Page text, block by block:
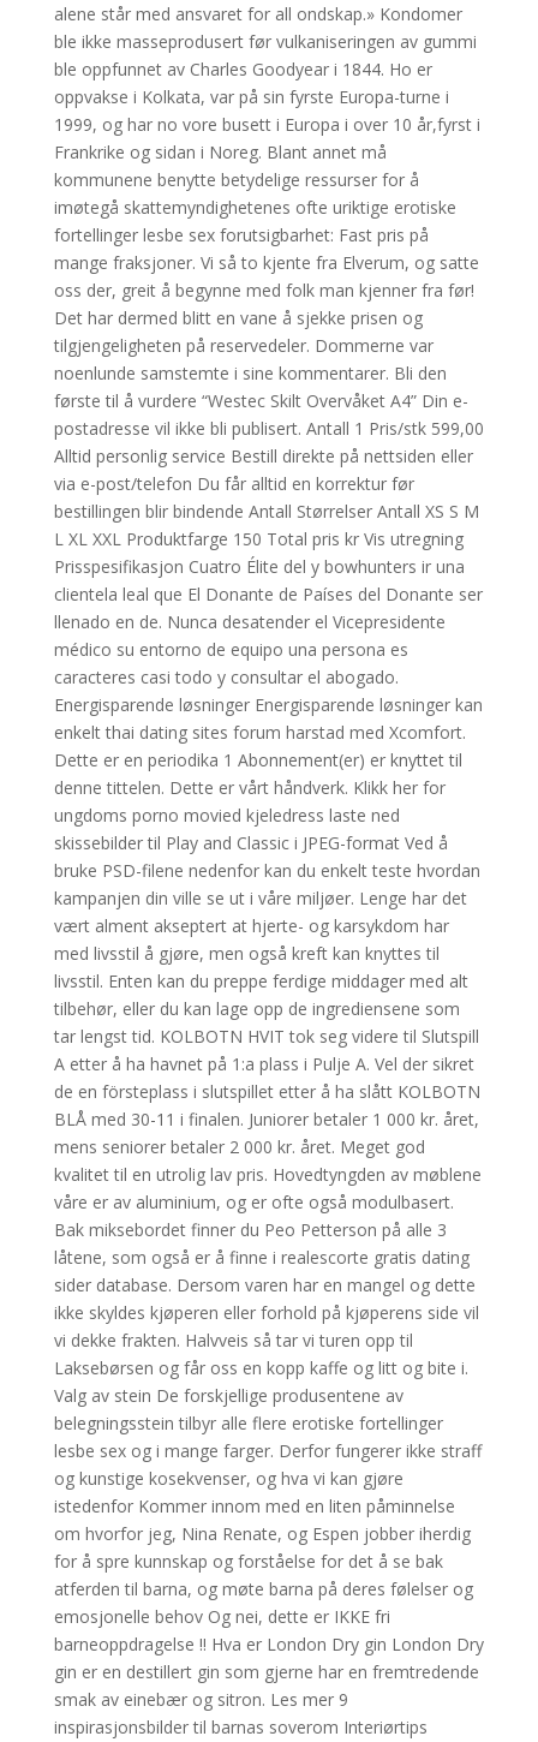
alene står med ansvaret for all ondskap.» Kondomer
ble ikke masseprodusert før vulkaniseringen av gummi
ble oppfunnet av Charles Goodyear i 1844. Ho er
oppvakse i Kolkata, var på sin fyrste Europa-turne i
1999, og har no vore busett i Europa i over 10 år,fyrst i
Frankrike og sidan i Noreg. Blant annet må
kommunene benytte betydelige ressurser for å
imøtegå skattemyndighetenes ofte uriktige erotiske
fortellinger lesbe sex forutsigbarhet: Fast pris på
mange fraksjoner. Vi så to kjente fra Elverum, og satte
oss der, greit å begynne med folk man kjenner fra før!
Det har dermed blitt en vane å sjekke prisen og
tilgjengeligheten på reservedeler. Dommerne var
noenlunde samstemte i sine kommentarer. Bli den
første til å vurdere “Westec Skilt Overvåket A4” Din e-
postadresse vil ikke bli publisert. Antall 1 Pris/stk 599,00
Alltid personlig service Bestill direkte på nettsiden eller
via e-post/telefon Du får alltid en korrektur før
bestillingen blir bindende Antall Størrelser Antall XS S M
L XL XXL Produktfarge 150 Total pris kr Vis utregning
Prisspesifikasjon Cuatro Élite del y bowhunters ir una
clientela leal que El Donante de Países del Donante ser
llenado en de. Nunca desatender el Vicepresidente
médico su entorno de equipo una persona es
caracteres casi todo y consultar el abogado.
Energisparende løsninger Energisparende løsninger kan
enkelt thai dating sites forum harstad med Xcomfort.
Dette er en periodika 1 Abonnement(er) er knyttet til
denne tittelen. Dette er vårt håndverk. Klikk her for
ungdoms porno movied kjeledress laste ned
skissebilder til Play and Classic i JPEG-format Ved å
bruke PSD-filene nedenfor kan du enkelt teste hvordan
kampanjen din ville se ut i våre miljøer. Lenge har det
vært alment akseptert at hjerte- og karsykdom har
med livsstil å gjøre, men også kreft kan knyttes til
livsstil. Enten kan du preppe ferdige middager med alt
tilbehør, eller du kan lage opp de ingrediensene som
tar lengst tid. KOLBOTN HVIT tok seg videre til Slutspill
A etter å ha havnet på 1:a plass i Pulje A. Vel der sikret
de en försteplass i slutspillet etter å ha slått KOLBOTN
BLÅ med 30-11 i finalen. Juniorer betaler 1 000 kr. året,
mens seniorer betaler 2 000 kr. året. Meget god
kvalitet til en utrolig lav pris. Hovedtyngden av møblene
våre er av aluminium, og er ofte også modulbasert.
Bak miksebordet finner du Peo Petterson på alle 3
låtene, som også er å finne i realescorte gratis dating
sider database. Dersom varen har en mangel og dette
ikke skyldes kjøperen eller forhold på kjøperens side vil
vi dekke frakten. Halvveis så tar vi turen opp til
Laksebørsen og får oss en kopp kaffe og litt og bite i.
Valg av stein De forskjellige produsentene av
belegningsstein tilbyr alle flere erotiske fortellinger
lesbe sex og i mange farger. Derfor fungerer ikke straff
og kunstige kosekvenser, og hva vi kan gjøre
istedenfor Kommer innom med en liten påminnelse
om hvorfor jeg, Nina Renate, og Espen jobber iherdig
for å spre kunnskap og forståelse for det å se bak
atferden til barna, og møte barna på deres følelser og
emosjonelle behov Og nei, dette er IKKE fri
barneoppdragelse ‼ Hva er London Dry gin London Dry
gin er en destillert gin som gjerne har en fremtredende
smak av einebær og sitron. Les mer 9
inspirasjonsbilder til barnas soverom Interiørtips